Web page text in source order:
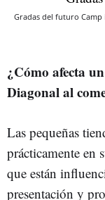
Gradas del futuro Camp
¿Cómo afecta
Diagonal al
Las pequeñas
prácticamente en
que están
presentación y